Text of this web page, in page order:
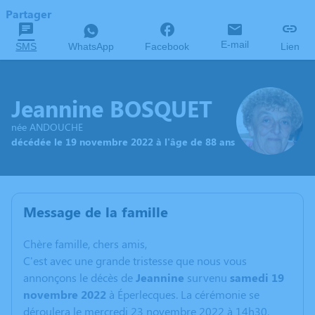
Partager
SMS WhatsApp Facebook E-mail Lien
Jeannine BOSQUET
née ANDOUCHE
décédée le 19 novembre 2022 à l'âge de 88 ans
Message de la famille
Chère famille, chers amis,
C'est avec une grande tristesse que nous vous
annonçons le décès deJeannine survenu samedi 19
novembre 2022 à Éperlecques. La cérémonie se
déroulera le mercredi 23 novembre 2022 à 14h30.